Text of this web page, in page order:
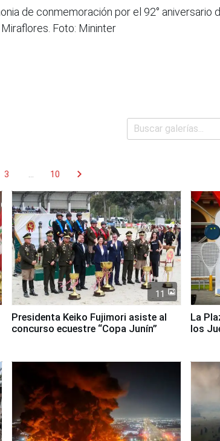
de conmemoración por el 92° aniversario
Foto: Mininter
3 10 chevron_right
11
Presidenta Keiko Fujimori asiste al
concurso ecuestre “Copa Junín”
La
los